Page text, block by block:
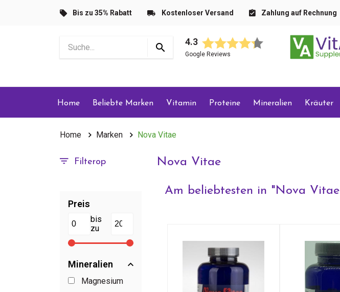
Bis zu 35% Rabatt Kostenloser Versand Zahlung auf Rechnung
4.3
Google Reviews
Home Beliebte Marken Vitamin Proteine Mineralien Kräuter
Home Marken Nova Vitae
Filterop
Preis
bis
zu
Mineralien
Magnesium
Nova Vitae
Am beliebtesten in "Nova Vitae